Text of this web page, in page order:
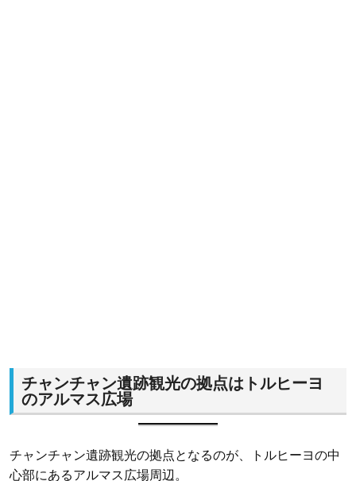
チャンチャン遺跡観光の拠点はトルヒーヨ
のアルマス広場
チャンチャン遺跡観光の拠点となるのが、トルヒーヨの中
心部にあるアルマス広場周辺。